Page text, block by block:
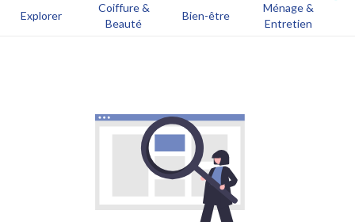
Explorer
Coiffure &
Beauté
Bien-être
Ménage &
Entretien